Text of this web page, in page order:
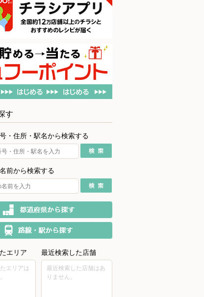
す
・住所・駅名から検索する
前から検索する
エリア
エリアは
最近検索した店舗
最近検索した店舗はあ
りません。